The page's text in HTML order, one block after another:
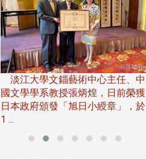
淡江大學文錙藝術中心主任、中
國文學學系教授張炳煌，日前榮獲
日本政府頒發「旭日小綬章」，於
1 ...